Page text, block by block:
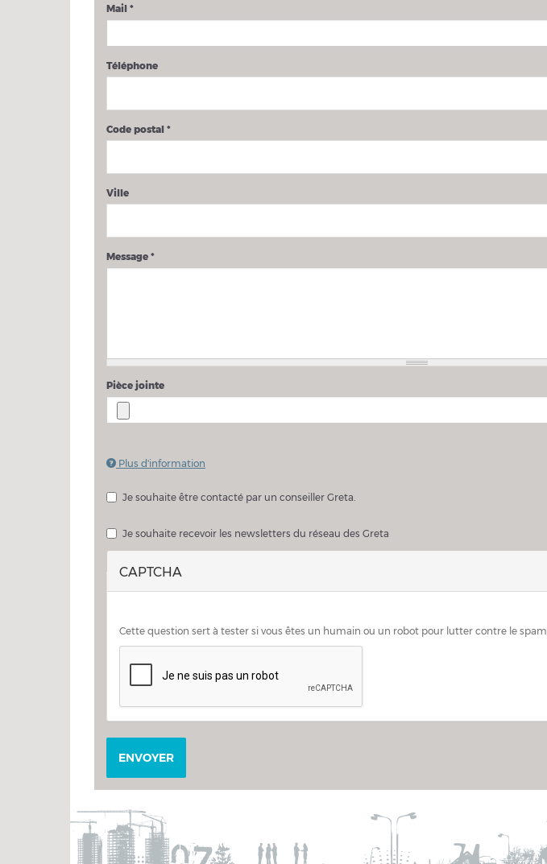
Mail *
Téléphone
Code postal *
Ville
Message *
Pièce jointe
Plus d'information
Extensions autorisées :pdf doc docx.
Je souhaite être contacté par un conseiller Greta.
Je souhaite recevoir les newsletters du réseau des Greta
CAPTCHA
Cette question sert à tester si vous êtes un humain ou un robot pour lutter contre le spam
ENVOYER